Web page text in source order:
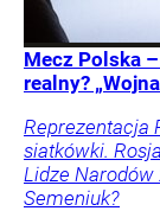
Mecz Polska
realny?
Reprezentacja
siatkówki.
Lidze Narodów
Semeniuk?